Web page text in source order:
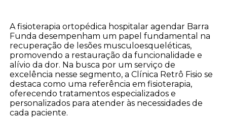
A fisioterapia ortopédica hospitalar agendar Barra
Funda desempenham um papel fundamental na
recuperação de lesões musculoesqueléticas,
promovendo a restauração da funcionalidade e
alívio da dor. Na busca por um serviço de
excelência nesse segmento, a Clínica Retrô Fisio se
destaca como uma referência em fisioterapia,
oferecendo tratamentos especializados e
personalizados para atender às necessidades de
cada paciente.